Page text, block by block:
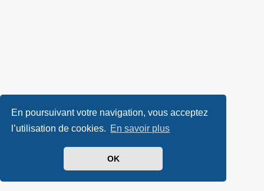
En poursuivant votre navigation, vous acceptez
l’utilisation de cookies. En savoir plus
OK